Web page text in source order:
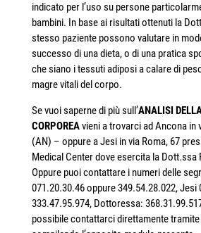
indicato per l’uso su persone
bambini. In base ai risultati ottenuti la
stesso paziente possono valutare in
successo di una dieta, o di una pratica
che siano i tessuti adiposi a calare di
magre vitali del corpo.
Se vuoi saperne di più sull’ANALISI
CORPOREAvieni a trovarci ad Ancona in
(AN) – oppure a Jesi in via Roma, 67
Medical Center dove esercita la Dott.ssa
Oppure puoi contattare i numeri delle
071.20.30.46 oppure 349.54.28.022, Jesi
333.47.95.974, Dottoressa:
possibile contattarci direttamente